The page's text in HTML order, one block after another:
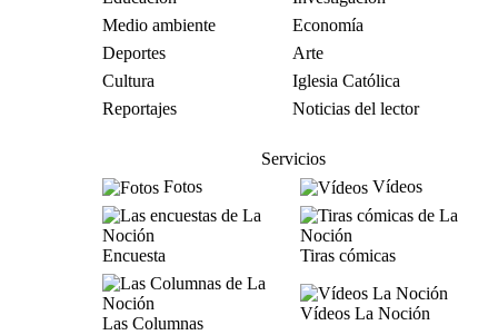
Medio ambiente
Economía
Deportes
Arte
Cultura
Iglesia Católica
Reportajes
Noticias del lector
Servicios
Fotos
Vídeos
Encuesta Tiras cómicas
Las Columnas
Vídeos La Noción